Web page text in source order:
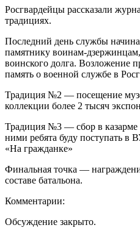
Росгвардейцы рассказали
традициях.
Последний день службы
памятнику воинам-
воинского долга. Возложение
память о военной службе в
Традиция №2 — посещение
коллекции более 2 тысяч
Традиция №3 — сбор в казарме
ними ребята буду поступать в
«На гражданке»
Финальная точка —
составе батальона.
Комментарии:
Обсуждение закрыто.